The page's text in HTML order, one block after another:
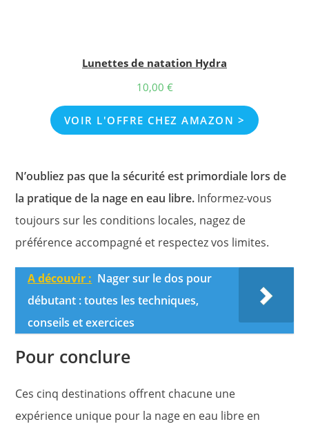
Lunettes de natation Hydra
10,00 €
VOIR L'OFFRE CHEZ AMAZON >
N’oubliez pas que la sécurité est primordiale lors de
la pratique de la nage en eau libre. Informez-vous
toujours sur les conditions locales, nagez de
préférence accompagné et respectez vos limites.
A découvir : Nager sur le dos pour
débutant : toutes les techniques,
conseils et exercices
Pour conclure
Ces cinq destinations offrent chacune une
expérience unique pour la nage en eau libre en